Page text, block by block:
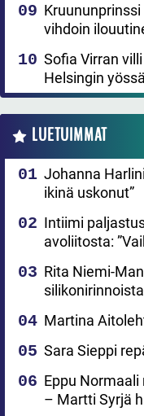
vihdoin
Sofia Virran
Helsingin yössä
LUETUIMMAT
Johanna
ikinä uskonut”
Intiimi
avoliitosta:
Rita Niemi-
Martina
Sara Sieppi
Eppu
– Martti Syrjä